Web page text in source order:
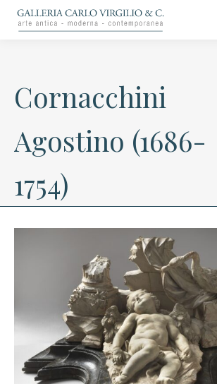
Carlo Virgilio & C.
Arte moderna e contemporanea
Cornacchini
Agostino (1686-
1754)